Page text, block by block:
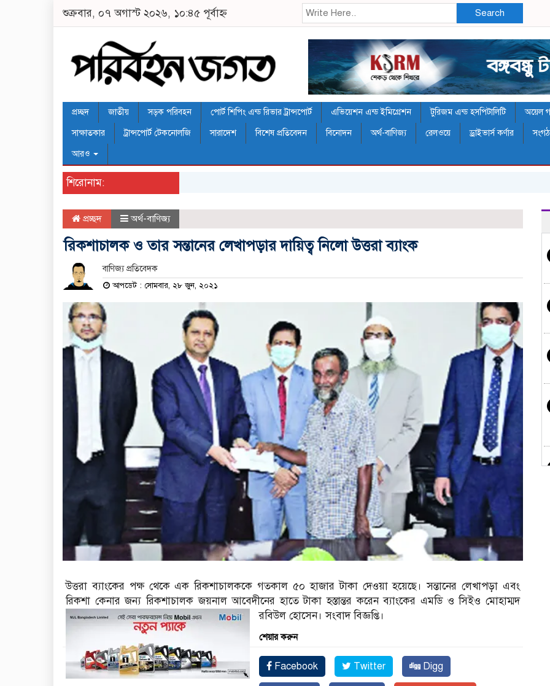
শুক্রবার, ০৭ অগাস্ট ২০২৬, ১০:৪৫ পূর্বাহ্ন Search
প্রচ্ছদ জাতীয় সড়ক পরিবহন পোর্ট শিপিং এন্ড রিভার ট্রান্সপোর্ট এভিয়েশন এন্ড ইমিগ্রেশন টুরিজম এন্ড হসপিটালিটি অয়েল
সাক্ষাতকার
ট্রান্সপোর্ট টেকনোলজি সারাদেশ বিশেষ প্রতিবেদন বিনোদন অর্থ-বাণিজ্য রেলওয়ে ড্রাইভার্স কর্ণার
আরও
শিরোনাম:
প্রচ্ছদ অর্থ-বাণিজ্য
রিকশাচালক ও তার সন্তানের লেখাপড়ার দায়িত্ব নিলো উত্তরা ব্যাংক
বাণিজ্য প্রতিবেদক
আপডেট : সোমবার, ২৮ জুন, ২০২১
উত্তরা ব্যাংকের পক্ষ থেকে এক রিকশাচালককে গতকাল ৫০ হাজার টাকা দেওয়া হয়েছে। সন্তানের লেখাপড়া এবং
রিকশা কেনার জন্য রিকশাচালক জয়নাল আবেদীনের হাতে টাকা হস্তান্তর করেন ব্যাংকের এমডি ও সিইও মোহাম্মদ
রবিউল হোসেন। সংবাদ বিজ্ঞপ্তি।
শেয়ার করুন
Facebook Twitter Digg